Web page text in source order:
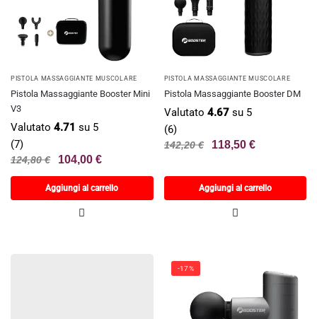
PISTOLA MASSAGGIANTE MUSCOLARE
Pistola Massaggiante Booster Mini
V3
Valutato 4.71 su 5
(7)
124,80€ 104,00 €
Aggiungi al carrello
PISTOLA MASSAGGIANTE MUSCOLARE
Pistola Massaggiante Booster DM
Valutato 4.67su 5
(6)
142,20€ 118,50 €
Aggiungi al carrello
-17%